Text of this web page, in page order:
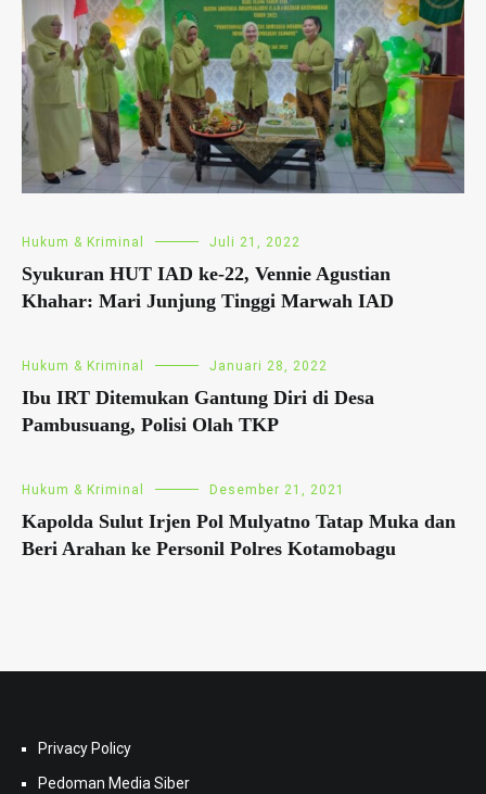
Hukum & Kriminal Juli 21, 2022
Syukuran HUT IAD ke-22, Vennie Agustian
Khahar: Mari Junjung Tinggi Marwah IAD
Hukum & Kriminal Januari 28, 2022
Ibu IRT Ditemukan Gantung Diri di Desa
Pambusuang, Polisi Olah TKP
Hukum & Kriminal Desember 21, 2021
Kapolda Sulut Irjen Pol Mulyatno Tatap Muka dan
Beri Arahan ke Personil Polres Kotamobagu
Privacy Policy
Pedoman Media Siber